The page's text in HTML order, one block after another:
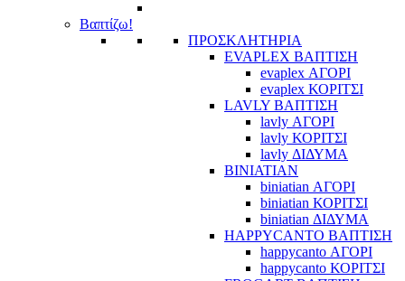
Βαπτίζω!
ΠΡΟΣΚΛΗΤΗΡΙΑ
EVAPLEX ΒΑΠΤΙΣΗ
evaplex ΑΓΟΡΙ
evaplex ΚΟΡΙΤΣΙ
LAVLY ΒΑΠΤΙΣΗ
lavly ΑΓΟΡΙ
lavly ΚΟΡΙΤΣΙ
lavly ΔΙΔΥΜΑ
BINIATIAN
biniatian ΑΓΟΡΙ
biniatian ΚΟΡΙΤΣΙ
biniatian ΔΙΔΥΜΑ
HAPPYCANTO ΒΑΠΤΙΣΗ
happycanto ΑΓΟΡΙ
happycanto ΚΟΡΙΤΣΙ